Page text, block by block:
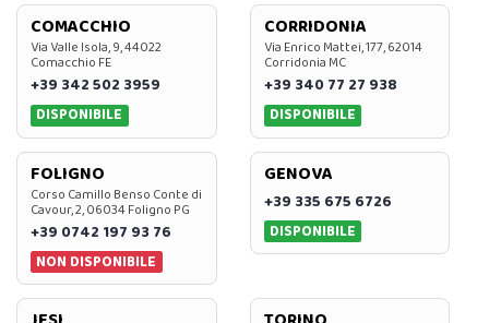
COMACCHIO
Via Valle Isola, 9, 44022
Comacchio FE
+39 342 502 3959
DISPONIBILE
CORRIDONIA
Via Enrico Mattei, 177, 62014
Corridonia MC
+39 340 77 27 938
DISPONIBILE
FOLIGNO
Corso Camillo Benso Conte di
Cavour, 2, 06034 Foligno PG
+39 0742 197 93 76
NON DISPONIBILE
GENOVA
+39 335 675 6726
DISPONIBILE